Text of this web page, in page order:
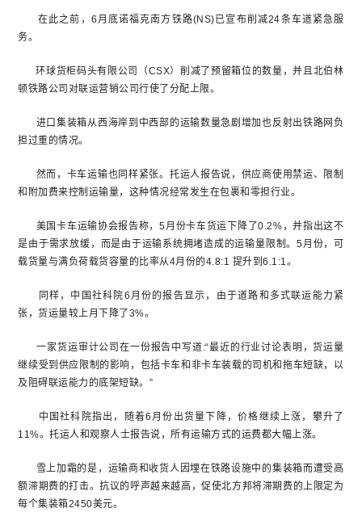
在此之前，6月底诺福克南方铁路(NS)已宣布削减24条车道紧急服
务。
环球货柜码头有限公司（CSX）削减了预留箱位的数量，并且北伯林
顿铁路公司对联运营销公司行使了分配上限。
进口集装箱从西海岸到中西部的运输数量急剧增加也反射出铁路网负
担过重的情况。
然而，卡车运输也同样紧张。托运人报告说，供应商使用禁运、限制
和附加费来控制运输量，这种情况经常发生在包裹和零担行业。
美国卡车运输协会报告称，5月份卡车货运下降了0.2%，并指出这不
是由于需求放缓，而是由于运输系统拥堵造成的运输量限制。5月份，可
载货量与满负荷载货容量的比率从4月份的4.8:1 提升到6.1:1。
同样，中国社科院6月份的报告显示，由于道路和多式联运能力紧
张，货运量较上月下降了3%。
一家货运审计公司在一份报告中写道:“最近的行业讨论表明，货运量
继续受到供应限制的影响，包括卡车和非卡车装载的司机和拖车短缺，以
及阻碍联运能力的底架短缺。”
中国社科院指出，随着6月份出货量下降，价格继续上涨，攀升了
11%。托运人和观察人士报告说，所有运输方式的运费都大幅上涨。
雪上加霜的是，运输商和收货人因埋在铁路设施中的集装箱而遭受高
额滞期费的打击。抗议的呼声越来越高，促使北方邦将滞期费的上限定为
每个集装箱2450美元。